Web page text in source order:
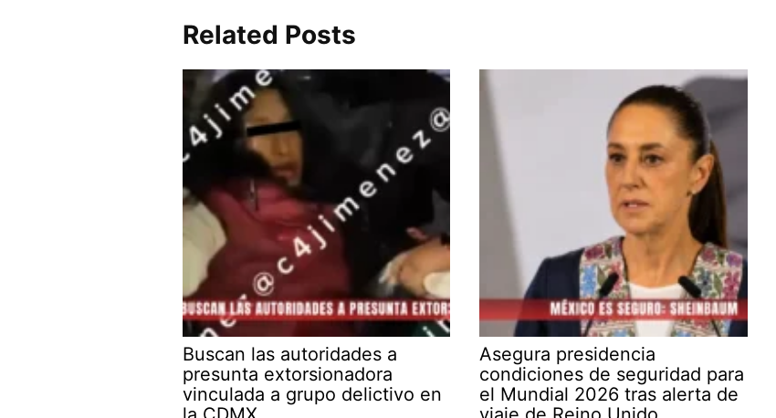
Related Posts
Buscan las autoridades a
presunta extorsionadora
vinculada a grupo delictivo en
Asegura presidencia
condiciones de seguridad para
el Mundial 2026 tras alerta de